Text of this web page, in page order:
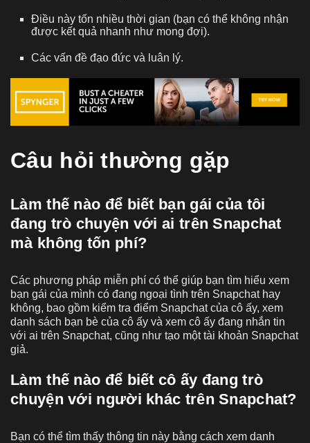
Điều này tốn nhiều thời gian (bạn có thể không nhận
được kết quả nhanh như mong đợi).
Các vấn đề đạo đức và luân lý.
Câu hỏi thường gặp
Làm thế nào để biết bạn gái của tôi
đang trò chuyện với ai trên Snapchat
mà không tốn phí?
Các phương pháp miễn phí có thể giúp bạn tìm hiểu xem
bạn gái của mình có đang ngoại tình trên Snapchat hay
không, bao gồm kiểm tra điểm Snapchat của cô ấy, xem
danh sách bạn bè của cô ấy và xem cô ấy đang nhắn tin
với ai trên Snapchat, cũng như tạo một tài khoản Snapchat
giả.
Làm thế nào để biết cô ấy đang trò
chuyện với người khác trên Snapchat?
Bạn có thể tìm thấy thông tin này bằng cách xem danh